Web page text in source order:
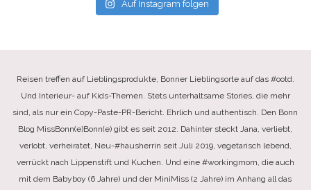
Auf Instagram folgen
Reisen treffen auf Lieblingsprodukte, Bonner Lieblingsorte auf das #ootd.
Und Interieur- auf Kids-Themen. Stets unterhaltsame Stories, die mehr
sind, als nur ein Copy-Paste-PR-Bericht. Ehrlich und authentisch. Den Bonn
Blog MissBonn(e)Bonn(e) gibt es seit 2012. Dahinter steckt Jana, verliebt,
verlobt, verheiratet, Neu-#hausherrin seit Juli 2019, vegetarisch lebend,
verrückt nach Lippenstift und Kuchen. Und eine #workingmom, die auch
mit dem Babyboy (6 Jahre) und der MiniMiss (2 Jahre) im Anhang all das